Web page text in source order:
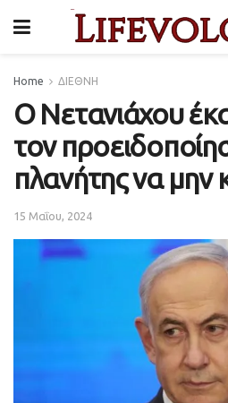
Home ΔΙΕΘΝΗ
Ο Νετανιάχου
τον
πλανήτης να μην
15 Μαΐου, 2024